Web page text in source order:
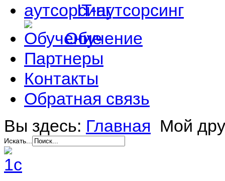
IT-аутсорсинг
Обучение
Партнеры
Контакты
Обратная связь
Вы здесь: Главная Мой
Искать...